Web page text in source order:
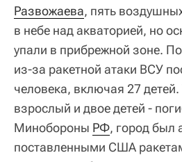
Развожаева, пять
в небе над акваторией, но
упали в прибрежной зоне.
из-за ракетной атаки ВСУ
человека, включая 27
взрослый и двое детей -
Минобороны РФ, город был
поставленными США